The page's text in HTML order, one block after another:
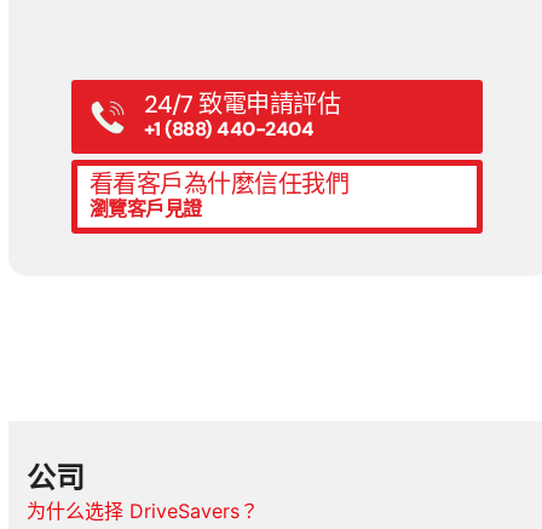
24/7 致電申請評估
+1 (888) 440-2404
看看客戶為什麼信任我們
瀏覽客戶見證
公司
为什么选择 DriveSavers？